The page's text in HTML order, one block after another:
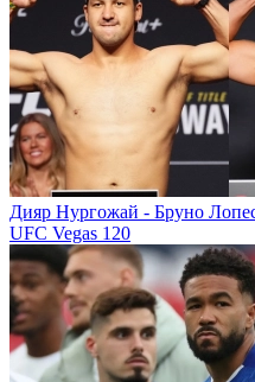
Дияр Нургожай - Бруно
UFC Vegas 120